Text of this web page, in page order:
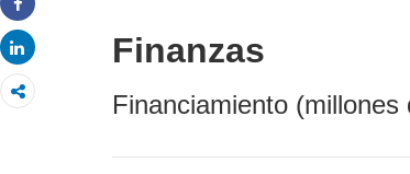
Share
Share
Finanzas
Financiamiento (millones